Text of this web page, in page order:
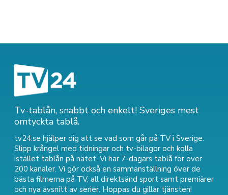
Tv-tablån, snabbt och enkelt! Sveriges mest
omtyckta tablå.
tv24.se hjälper dig att se vad som går på TV i Sverige.
Slipp krångel med tidningar och tv-bilagor och kolla
istället tablån på nätet. Vi har 7-dagars tablå för över
200 kanaler. Vi gör också en sammanställning över de
bästa filmerna på TV, all direktsänd sport samt premiärer
och nya avsnitt av serier. Hoppas du gillar tjänsten!